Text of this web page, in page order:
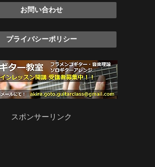
お問い合わせ
プライバシーポリシー
スポンサーリンク